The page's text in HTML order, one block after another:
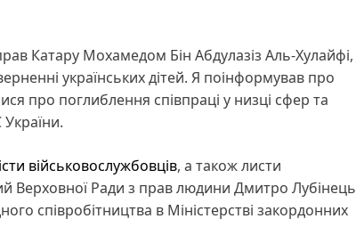
Катару Мохамедом Бін Абдулазіз Аль-Хулайфі,
українських дітей. Я поінформував про
про поглиблення співпраці у низці сфер та
військовослужбовців, а також листи
Верховної Ради з прав людини Дмитро Лубінець
співробітництва в Міністерстві закордонних